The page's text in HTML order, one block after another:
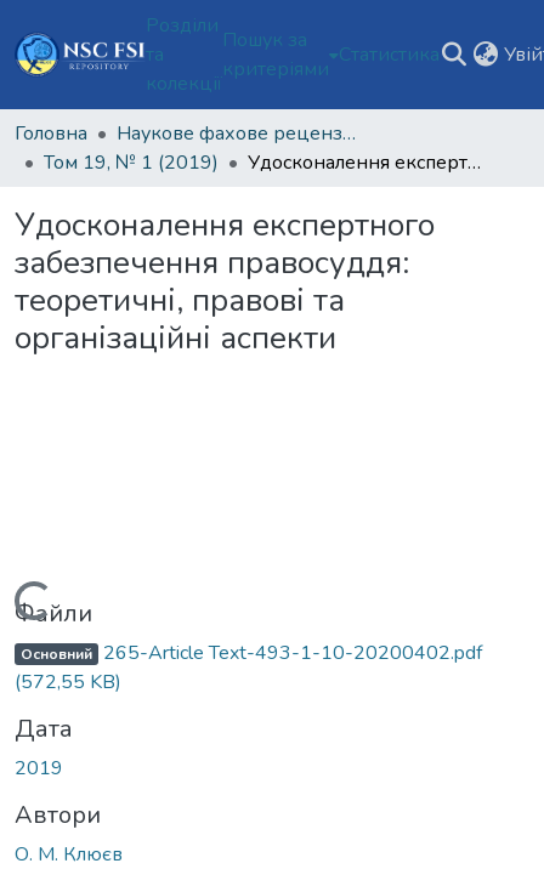
Розділи
та
колекції
Пошук за
критеріями
Статистика
Головна
Наукове фахове рецензоване видання відкритого доступу "Теорія та практика судової експертизи і криміналістики"
Том 19, № 1 (2019)
Удосконалення експертного забезпечення правосуддя: теоретичні, правові та організаційні аспекти
Удосконалення експертного
забезпечення правосуддя:
теоретичні, правові та
організаційні аспекти
Вантажиться...
Файли
Основний 265-Article Text-493-1-10-20200402.pdf
(572,55 KB)
Дата
2019
Автори
О. М. Клюєв